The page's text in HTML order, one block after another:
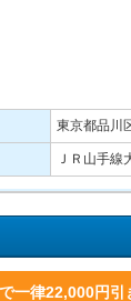
東京都品川
ＪＲ山手
一律22,000円